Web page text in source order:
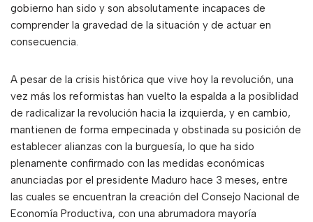
gobierno han sido y son absolutamente incapaces de
comprender la gravedad de la situación y de actuar en
consecuencia.
A pesar de la crisis histórica que vive hoy la revolución, una
vez más los reformistas han vuelto la espalda a la posiblidad
de radicalizar la revolución hacia la izquierda, y en cambio,
mantienen de forma empecinada y obstinada su posición de
establecer alianzas con la burguesía, lo que ha sido
plenamente confirmado con las medidas económicas
anunciadas por el presidente Maduro hace 3 meses, entre
las cuales se encuentran la creación del Consejo Nacional de
Economía Productiva, con una abrumadora mayoría